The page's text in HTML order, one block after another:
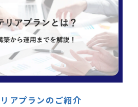
アプランのご紹介